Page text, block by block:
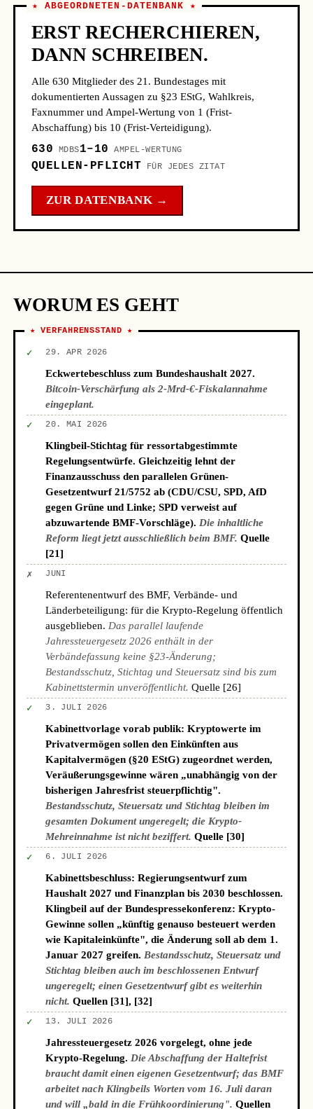
★ ABGEORDNETEN-DATENBANK ★
ERST RECHERCHIEREN,
DANN SCHREIBEN.
Alle 630 Mitglieder des 21. Bundestages mit
dokumentierten Aussagen zu §23 EStG, Wahlkreis,
Faxnummer und Ampel-Wertung von 1 (Frist-
Abschaffung) bis 10 (Frist-Verteidigung).
630 MDBS1–10 AMPEL-WERTUNG
QUELLEN-PFLICHT FÜR JEDES ZITAT
ZUR DATENBANK →
WORUM ES GEHT
★ VERFAHRENSSTAND ★
✓ 29. APR 2026
Eckwertebeschluss zum Bundeshaushalt 2027.
Bitcoin-Verschärfung als 2-Mrd-€-Fiskalannahme
eingeplant.
✓ 20. MAI 2026
Klingbeil-Stichtag für ressortabgestimmte
Regelungsentwürfe. Gleichzeitig lehnt der
Finanzausschuss den parallelen Grünen-
Gesetzentwurf 21/5752 ab (CDU/CSU, SPD, AfD
gegen Grüne und Linke; SPD verweist auf
abzuwartende BMF-Vorschläge). Die inhaltliche
Reform liegt jetzt ausschließlich beim BMF. Quelle
[21]
✗ JUNI
Referentenentwurf des BMF, Verbände- und
Länderbeteiligung: für die Krypto-Regelung öffentlich
ausgeblieben. Das parallel laufende
Jahressteuergesetz 2026 enthält in der
Verbändefassung keine §23-Änderung;
Bestandsschutz, Stichtag und Steuersatz sind bis zum
Kabinettstermin unveröffentlicht. Quelle [26]
✓ 3. JULI 2026
Kabinettvorlage vorab publik: Kryptowerte im
Privatvermögen sollen den Einkünften aus
Kapitalvermögen (§20 EStG) zugeordnet werden,
Veräußerungsgewinne wären „unabhängig von der
bisherigen Jahresfrist steuerpflichtig".
Bestandsschutz, Steuersatz und Stichtag bleiben im
gesamten Dokument ungeregelt; die Krypto-
Mehreinnahme ist nicht beziffert. Quelle [30]
✓ 6. JULI 2026
Kabinettsbeschluss: Regierungsentwurf zum
Haushalt 2027 und Finanzplan bis 2030 beschlossen.
Klingbeil auf der Bundespressekonferenz: Krypto-
Gewinne sollen „künftig genauso besteuert werden
wie Kapitaleinkünfte", die Änderung soll ab dem 1.
Januar 2027 greifen. Bestandsschutz, Steuersatz und
Stichtag bleiben auch im beschlossenen Entwurf
ungeregelt; einen Gesetzentwurf gibt es weiterhin
nicht. Quellen [31], [32]
✓ 13. JULI 2026
Jahressteuergesetz 2026 vorgelegt, ohne jede
Krypto-Regelung. Die Abschaffung der Haltefrist
braucht damit einen eigenen Gesetzentwurf; das BMF
arbeitet nach Klingbeils Worten vom 16. Juli daran
und will „bald in die Frühkoordinierung". Quellen